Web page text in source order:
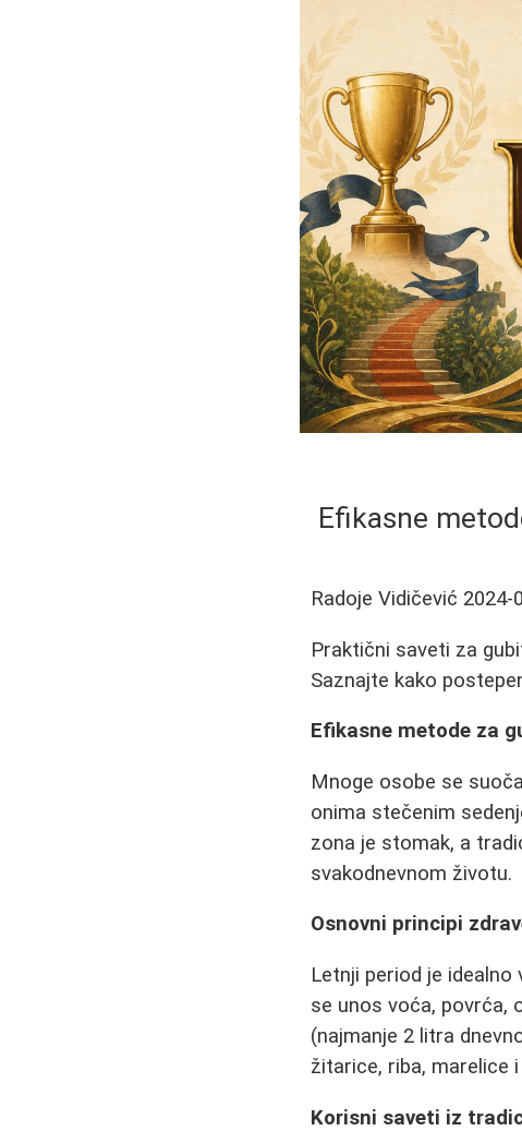
Efikasne
Radoje Vidičević 2024-
Praktični saveti za
Saznajte kako
Efikasne metode za
Mnoge osobe se
onima stečenim
zona je stomak, a
svakodnevnom životu.
Osnovni principi
Letnji period je
se unos voća, povrća,
(najmanje 2 litra
žitarice, riba, marelice
Korisni saveti iz